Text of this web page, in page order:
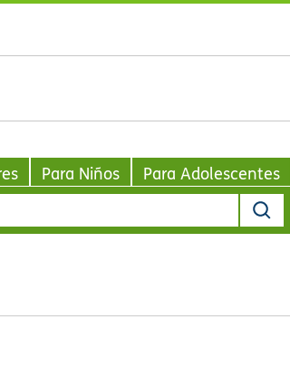
Para Niños Para Adolescentes